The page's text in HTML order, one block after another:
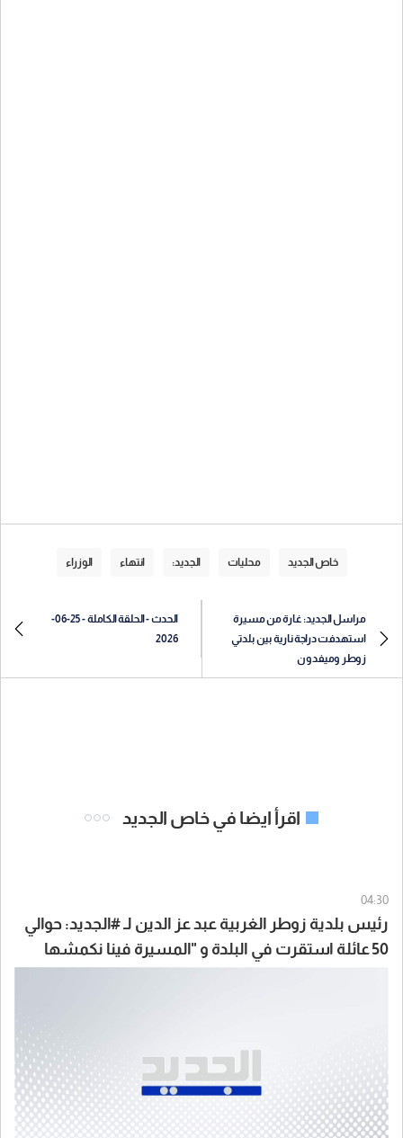
خاص الجديد محليات الجديد: انتهاء الوزراء
مراسل الجديد: غارة من مسيرة
استهدفت دراجة نارية بين بلدتي
زوطر وميفدون
الحدث - الحلقة الكاملة - 25-06-
2026
اقرأ ايضا في خاص الجديد
04:30
رئيس بلدية زوطر الغربية عبد عز الدين لـ #الجديد: حوالي
50 عائلة استقرت في البلدة و "المسيرة فينا نكمشها